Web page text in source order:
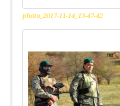
photo_2017-11-14_13-47-42